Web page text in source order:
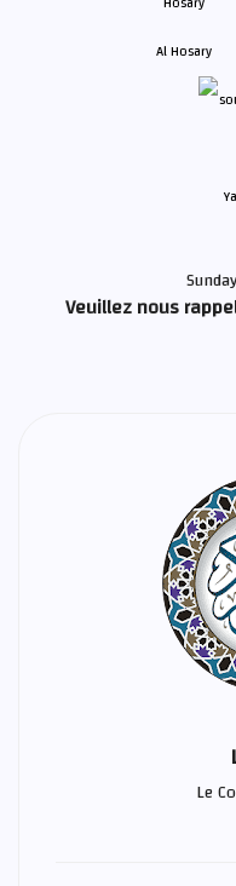
Al Hosary
Veuillez nous
Le